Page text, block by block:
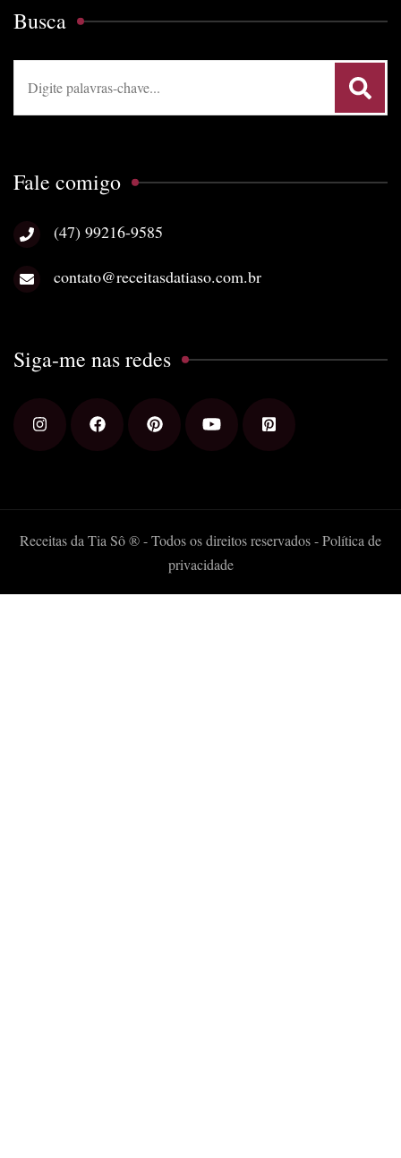
Busca
Fale comigo
(47) 99216-9585
contato@receitasdatiaso.com.br
Siga-me nas redes
Receitas da Tia Sô ® - Todos os direitos reservados -Política de
privacidade